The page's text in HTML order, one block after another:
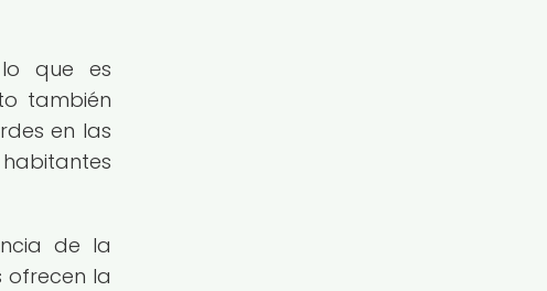
que es
también
en las
de la
ofrecen la